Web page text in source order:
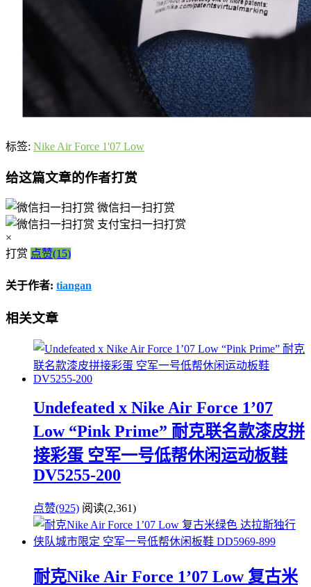
标签: Nike Air Force 1'07 Low
给这篇文章的作者打赏
微信扫一扫打赏
支付宝扫一扫打赏
×
打赏 点赞(15)
关于作者: tiangan
相关文章
Undefeated x Nike Air Force 1’07
Low “Pink Prime” 耐克联名款漆皮拼
接彩蛋 空军一号低帮休闲运动板鞋
DV5255-200
点赞(925) 阅读(2,361)
耐克Nike Air Force 1’07 Low 复古米